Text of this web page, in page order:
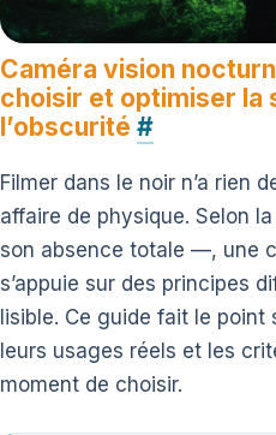
Caméra vision
choisir et optimiser la
l’obscurité #
Filmer dans le noir n’a rien
affaire de physique. Selon
son absence totale —, une
s’appuie sur des principes
lisible. Ce guide fait le point
leurs usages réels et les
moment de choisir.